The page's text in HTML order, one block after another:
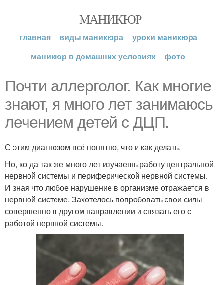
МАНИКЮР
главная виды маникюра
уроки маникюра
маникюр в домашних условиях
фото
Почти аллерголог. Как многие
знают, я много лет занимаюсь
лечением детей с ДЦП.
С этим диагнозом всё понятно, что и как делать.
Но, когда так же много лет изучаешь работу центральной
нервной системы и периферической нервной системы.
И зная что любое нарушение в организме отражается в
нервной системе. Захотелось попробовать свои силы
совершенно в другом направлении и связать его с
работой нервной системы.